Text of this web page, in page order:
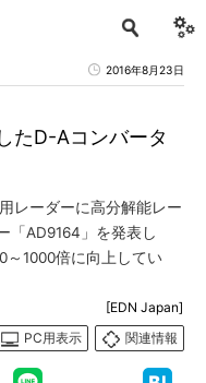
2016年8月23日
たD-Aコンバータ
レーダーに高分解能レー
「AD9164」を発表し
～1000倍に向上してい
[EDN Japan]
PC用表示
関連情報